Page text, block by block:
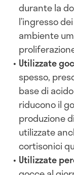
durante la
l’ingresso
ambiente
Utilizzate
spesso,
base di
riducono il
produzione
utilizzate
cortisonici
Utilizzate